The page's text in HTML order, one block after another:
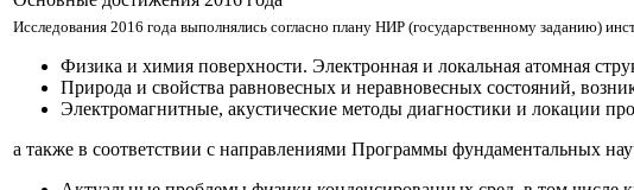
Исследования 2016 года выполнялись согласно плану НИР (государственному заданию)
Физика и химия поверхности. Электронная и локальная атомная
Природа и свойства равновесных и неравновесных состояний,
Электромагнитные, акустические методы диагностики и локации
а также в соответствии с направлениями Программы фундаментальных